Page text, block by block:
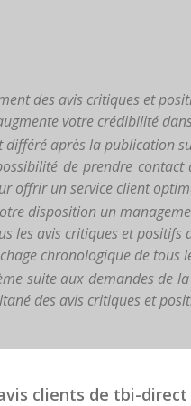
des avis critiques et
votre crédibilité
après la publication
de prendre
offrir un service client
disposition un
les avis critiques et positifs
chronologique de tous
suite aux demandes de
des avis critiques et
clients de tbi-